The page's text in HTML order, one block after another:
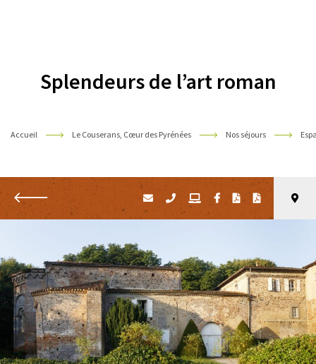
Splendeurs de l’art roman
Accueil Le Couserans, Cœur des Pyrénées Nos séjours
Retour